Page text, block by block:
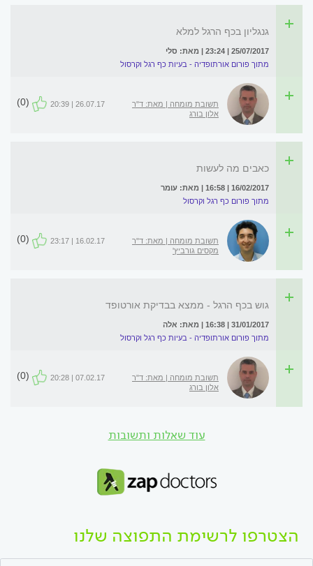
גנגליון בכף הרגל למלא
25/07/2017 | 23:24 | מאת: סלי
מתוך פורום אורתופדיה - בעיות כף רגל וקרסול
תשובת מומחה | מאת: ד"ר
אלון בורג
26.07.17 | 20:39
(0)
כאבים מה לעשות
16/02/2017 | 16:58 | מאת: עומר
מתוך פורום כף רגל וקרסול
תשובת מומחה | מאת: ד"ר
מקסים גורביץ'
16.02.17 | 23:17
(0)
גוש בכף הרגל - ממצא בבדיקת אורטופד
31/01/2017 | 16:38 | מאת: אלה
מתוך פורום אורתופדיה - בעיות כף רגל וקרסול
תשובת מומחה | מאת: ד"ר
אלון בורג
07.02.17 | 20:28
(0)
עוד שאלות ותשובות
הצטרפו לרשימת התפוצה שלנו